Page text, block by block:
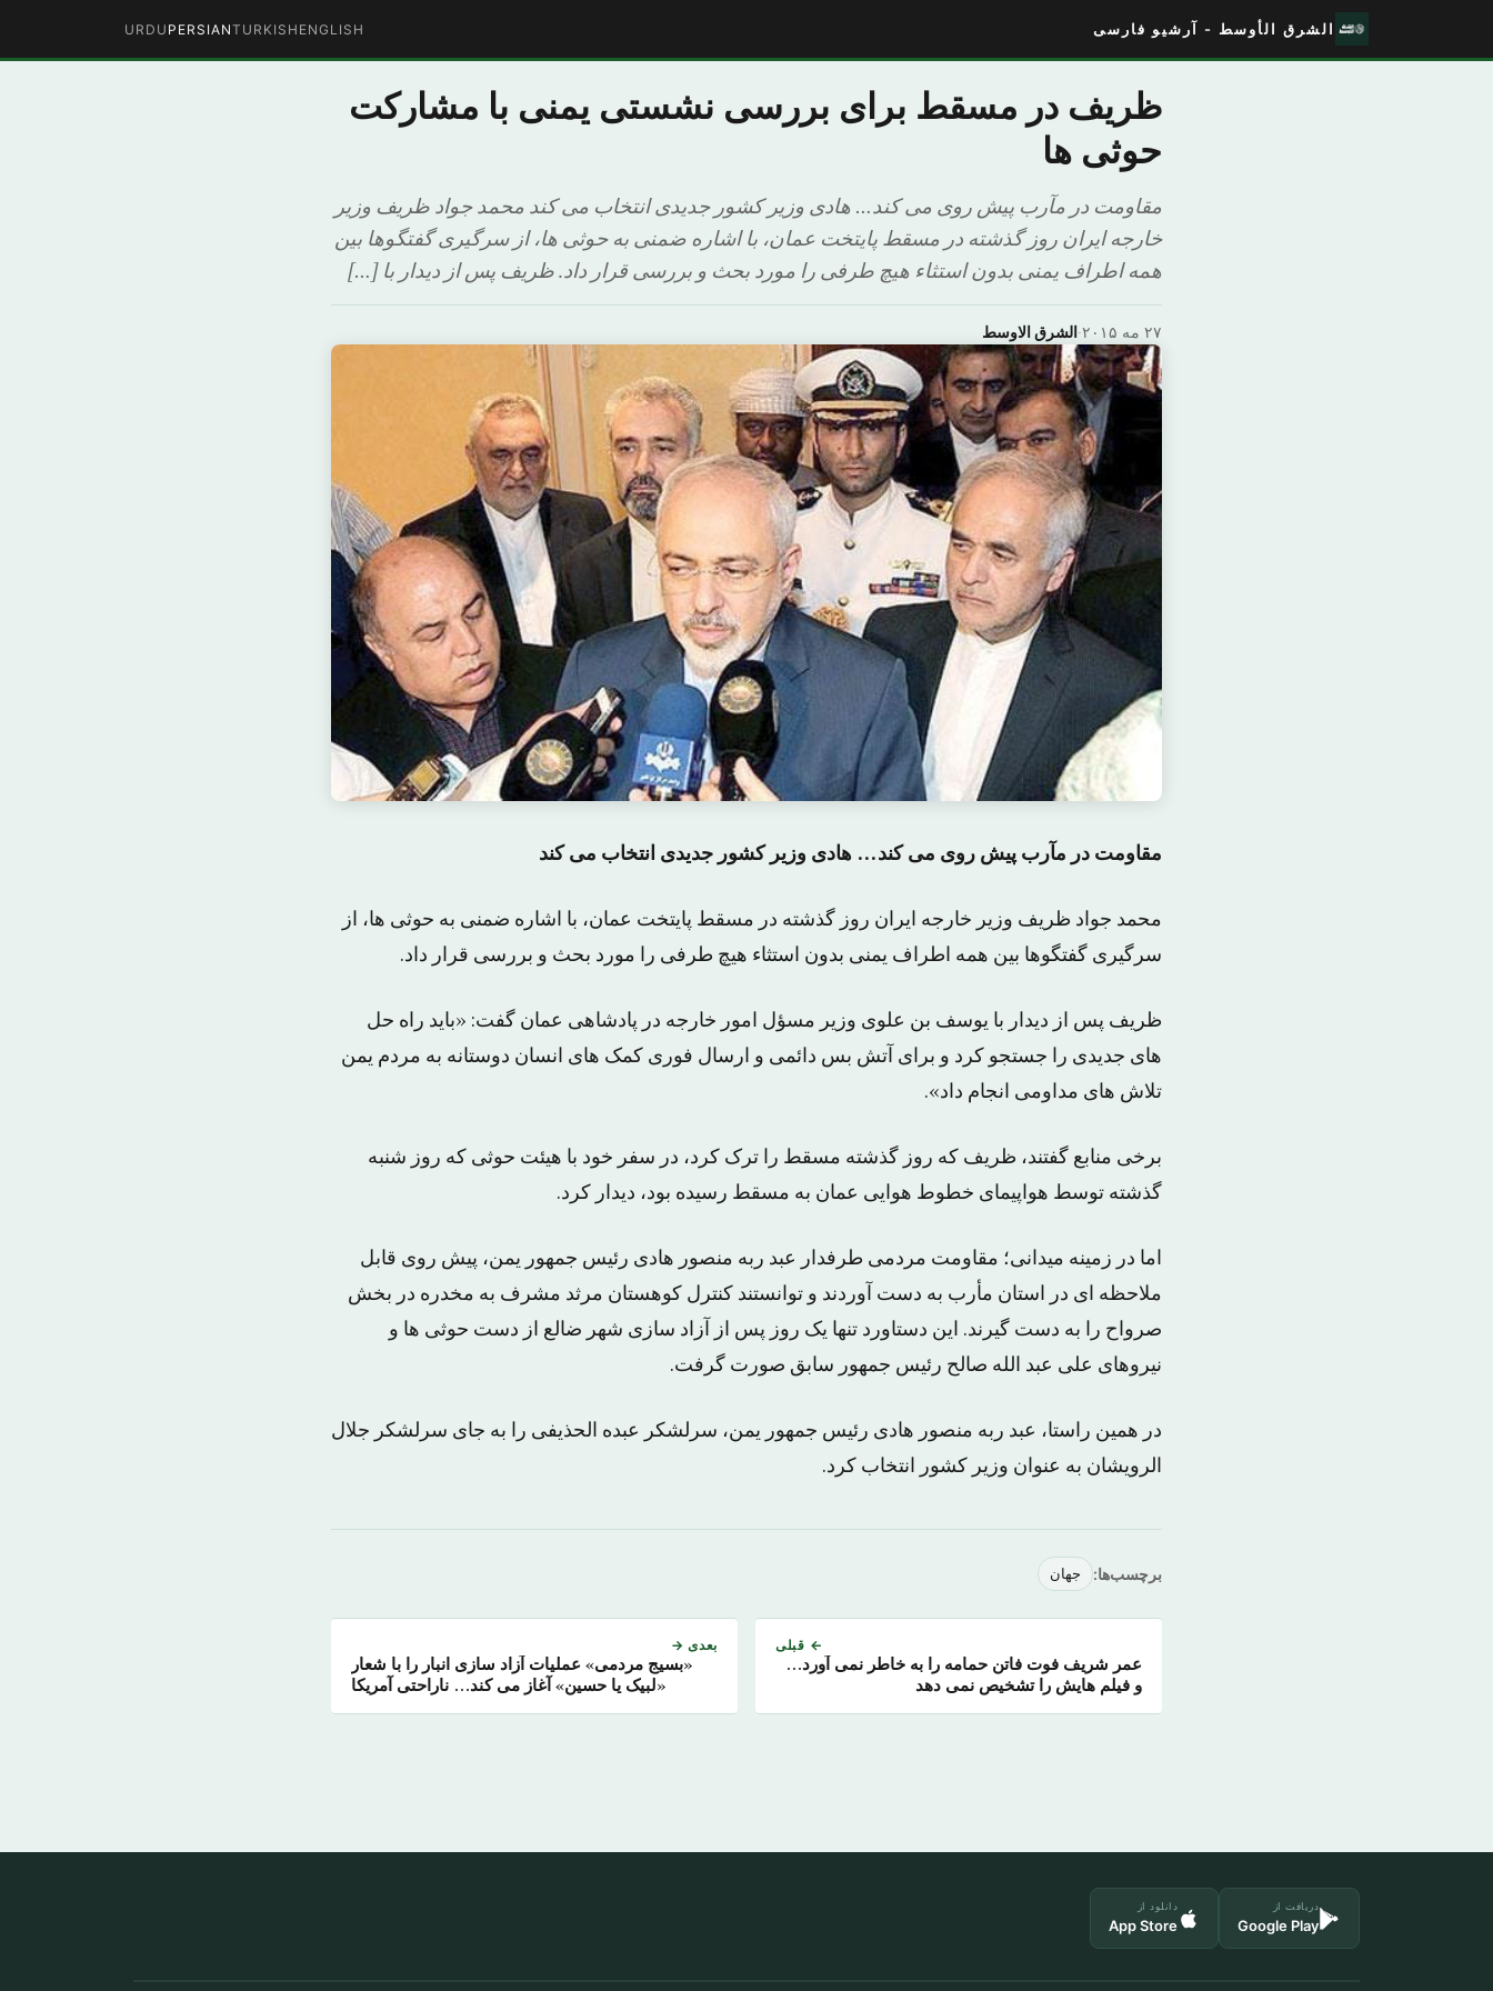
الشرق الأوسط - آرشیو فارسی ENGLISH
TURKISH
PERSIAN
URDU
ظریف در مسقط برای بررسی نشستی یمنی با مشارکت
حوثی ها
مقاومت در مآرب پیش روی می کند… هادی وزیر کشور جدیدی انتخاب می کند محمد جواد ظریف وزیر
خارجه ایران روز گذشته در مسقط پایتخت عمان، با اشاره ضمنی به حوثی ها، از سرگیری گفتگوها بین
همه اطراف یمنی بدون استثاء هیچ طرفی را مورد بحث و بررسی قرار داد. ظریف پس از دیدار با […]
الشرق الاوسط· ۲۷ مه ۲۰۱۵
مقاومت در مآرب پیش روی می کند… هادی وزیر کشور جدیدی انتخاب می کند
محمد جواد ظریف وزیر خارجه ایران روز گذشته در مسقط پایتخت عمان، با اشاره ضمنی به حوثی ها، از
سرگیری گفتگوها بین همه اطراف یمنی بدون استثاء هیچ طرفی را مورد بحث و بررسی قرار داد.
ظریف پس از دیدار با یوسف بن علوی وزیر مسؤل امور خارجه در پادشاهی عمان گفت: «باید راه حل
های جدیدی را جستجو کرد و برای آتش بس دائمی و ارسال فوری کمک های انسان دوستانه به مردم یمن
تلاش های مداومی انجام داد».
برخی منابع گفتند، ظریف که روز گذشته مسقط را ترک کرد، در سفر خود با هیئت حوثی که روز شنبه
گذشته توسط هواپیمای خطوط هوایی عمان به مسقط رسیده بود، دیدار کرد.
اما در زمینه میدانی؛ مقاومت مردمی طرفدار عبد ربه منصور هادی رئیس جمهور یمن، پیش روی قابل
ملاحظه ای در استان مأرب به دست آوردند و توانستند کنترل کوهستان مرثد مشرف به مخدره در بخش
صرواح را به دست گیرند. این دستاورد تنها یک روز پس از آزاد سازی شهر ضالع از دست حوثی ها و
نیروهای علی عبد الله صالح رئیس جمهور سابق صورت گرفت.
در همین راستا، عبد ربه منصور هادی رئیس جمهور یمن، سرلشکر عبده الحذیفی را به جای سرلشکر جلال
الرویشان به عنوان وزیر کشور انتخاب کرد.
برچسب‌ها: جهان
← قبلی
عمر شریف فوت فاتن حمامه را به خاطر نمی آورد…
و فیلم هایش را تشخیص نمی دهد
بعدی →
«بسیج مردمی» عملیات آزاد سازی انبار را با شعار
«لبیک یا حسین» آغاز می کند… ناراحتی آمریکا
دریافت از
Google Play
دانلود از
App Store